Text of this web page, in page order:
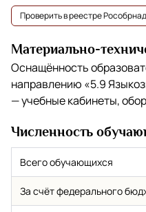
Проверить в реестре
Материально-
Оснащённость
направлению «5.9
— учебные кабинеты,
Численность
Всего обучающихся
За счёт федерального